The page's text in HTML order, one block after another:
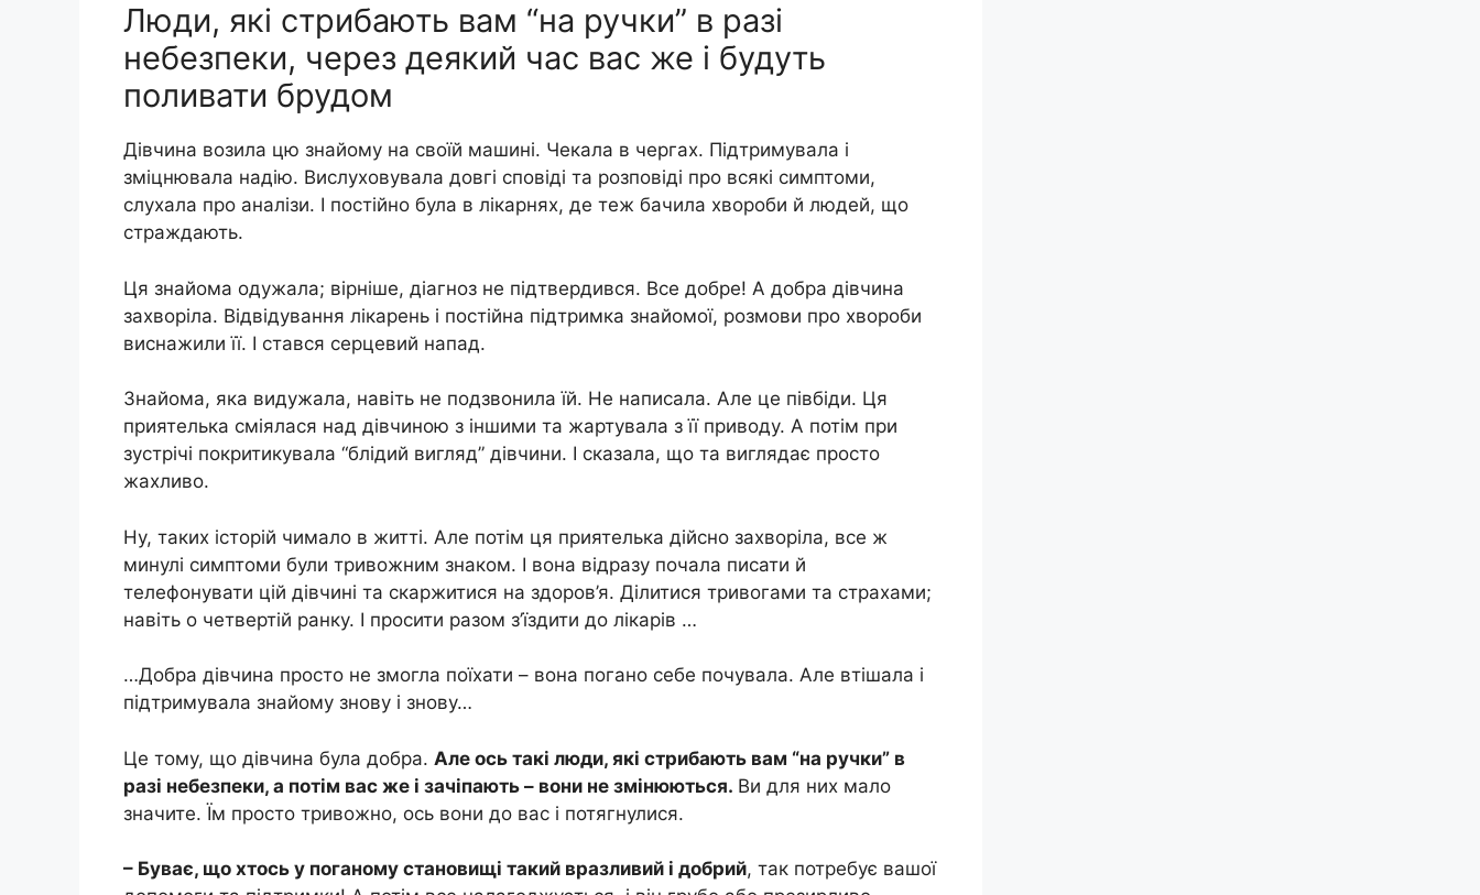
Люди, які стрибають вам “на ручки” в разі
небезпеки, через деякий час вас же і будуть
поливати брудом
Дівчина возила цю знайому на своїй машині. Чекала в чергах. Підтримувала і
зміцнювала надію. Вислуховувала довгі сповіді та розповіді про всякі симптоми,
слухала про аналізи. І постійно була в лікарнях, де теж бачила хвороби й людей, що
страждають.
Ця знайома одужала; вірніше, діагноз не підтвердився. Все добре! А добра дівчина
захворіла. Відвідування лікарень і постійна підтримка знайомої, розмови про хвороби
виснажили її. І стався серцевий напад.
Знайома, яка видужала, навіть не подзвонила їй. Не написала. Але це півбіди. Ця
приятелька сміялася над дівчиною з іншими та жартувала з її приводу. А потім при
зустрічі покритикувала “блідий вигляд” дівчини. І сказала, що та виглядає просто
жахливо.
Ну, таких історій чимало в житті. Але потім ця приятелька дійсно захворіла, все ж
минулі симптоми були тривожним знаком. І вона відразу почала писати й
телефонувати цій дівчині та скаржитися на здоров’я. Ділитися тривогами та страхами;
навіть о четвертій ранку. І просити разом з’їздити до лікарів …
…Добра дівчина просто не змогла поїхати – вона погано себе почувала. Але втішала і
підтримувала знайому знову і знову…
Це тому, що дівчина була добра. Але ось такі люди, які стрибають вам “на ручки” в
разі небезпеки, а потім вас же і зачіпають – вони не змінюються. Ви для них мало
значите. Їм просто тривожно, ось вони до вас і потягнулися.
– Буває, що хтось у поганому становищі такий вразливий і добрий, так потребує вашої